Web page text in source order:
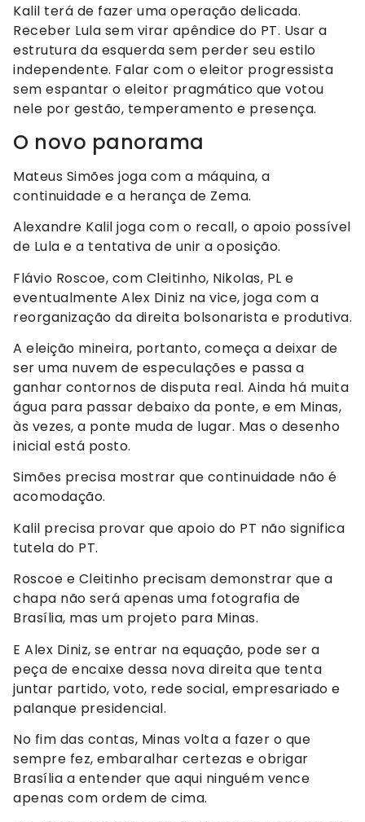
Kalil terá de fazer uma operação delicada.
Receber Lula sem virar apêndice do PT. Usar a
estrutura da esquerda sem perder seu estilo
independente. Falar com o eleitor progressista
sem espantar o eleitor pragmático que votou
nele por gestão, temperamento e presença.
O novo panorama
Mateus Simões joga com a máquina, a
continuidade e a herança de Zema.
Alexandre Kalil joga com o recall, o apoio possível
de Lula e a tentativa de unir a oposição.
Flávio Roscoe, com Cleitinho, Nikolas, PL e
eventualmente Alex Diniz na vice, joga com a
reorganização da direita bolsonarista e produtiva.
A eleição mineira, portanto, começa a deixar de
ser uma nuvem de especulações e passa a
ganhar contornos de disputa real. Ainda há muita
água para passar debaixo da ponte, e em Minas,
às vezes, a ponte muda de lugar. Mas o desenho
inicial está posto.
Simões precisa mostrar que continuidade não é
acomodação.
Kalil precisa provar que apoio do PT não significa
tutela do PT.
Roscoe e Cleitinho precisam demonstrar que a
chapa não será apenas uma fotografia de
Brasília, mas um projeto para Minas.
E Alex Diniz, se entrar na equação, pode ser a
peça de encaixe dessa nova direita que tenta
juntar partido, voto, rede social, empresariado e
palanque presidencial.
No fim das contas, Minas volta a fazer o que
sempre fez, embaralhar certezas e obrigar
Brasília a entender que aqui ninguém vence
apenas com ordem de cima.